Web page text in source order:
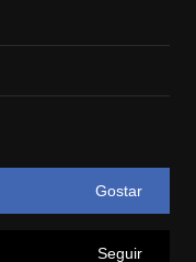
Gostar
Seguir